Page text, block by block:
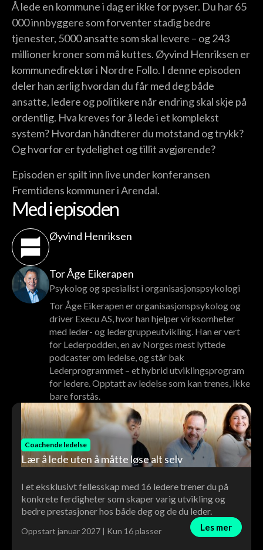
Å lede en kommune i dag er ikke for pyser. Du har 65
000 innbyggere som forventer stadig bedre
tjenester, 5000 ansatte som skal levere – og 243
millioner kroner som må kuttes. Øyvind Henriksen er
kommunedirektør i Nordre Follo. I denne episoden
deler han ærlig hvordan du får med deg både
ansatte, ledere og politikere når endring skal skje på
ordentlig. Hva kreves for å lede i et komplekst
system? Hvordan håndterer du motstand og trykk?
Og hvorfor er tydelighet og tillit avgjørende?
Episoden er spilt inn live under konferansen
Fremtidens kommuner i Arendal.
Med i episoden
Øyvind Henriksen
Tor Åge Eikerapen
Psykolog og spesialist i organisasjonspsykologi
Tor Åge Eikerapen er organisasjonspsykolog og
driver Execu AS, hvor han hjelper virksomheter
med leder- og ledergruppeutvikling. Han er vert
for Lederpodden, en av Norges mest lyttede
podcaster om ledelse, og står bak
Lederprogrammet – et hybrid utviklingsprogram
for ledere. Opptatt av ledelse som kan trenes, ikke
bare forstås.
Coachende ledelse
Lær å lede uten å måtte løse alt selv
I et eksklusivt fellesskap med 16 ledere trener du på
konkrete ferdigheter som skaper varig utvikling og
bedre prestasjoner hos både deg og de du leder.
Oppstart januar 2027 | Kun 16 plasser Les mer